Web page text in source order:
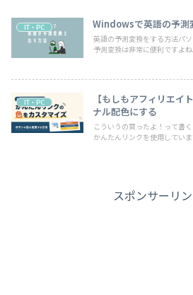
IT・PC Windowsで英語の予測
英語の予測変換をする方法パ
予測変換は非常に便利ですよ
IT・PC
【もしもアフィリエイ
ナル配色にする
こういうの買ったよ！って書
かんたんリンクを使用してい
スポンサーリ